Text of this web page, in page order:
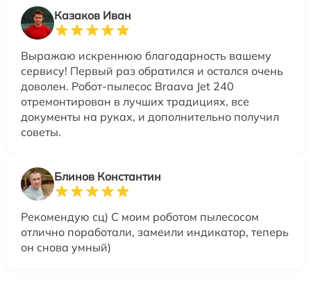
Казаков Иван
Выражаю искреннюю благодарность вашему
сервису! Первый раз обратился и остался очень
доволен. Робот-пылесос Braava Jet 240
отремонтирован в лучших традициях, все
документы на руках, и дополнительно получил
советы.
Блинов Константин
Рекомендую сц) С моим роботом пылесосом
отлично поработали, замеили индикатор, теперь
он снова умный)